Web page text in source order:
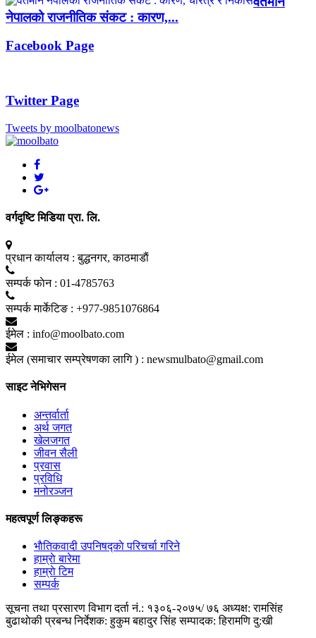
नेपालको राजनीतिक संकट : कारण,...
Facebook Page
Twitter Page
Tweets by moolbatonews
वर्गदृष्टि मिडिया प्रा. लि.
प्रधान कार्यालय : बुद्धनगर, काठमाडाैं
सम्पर्क फाेन : 01-4785763
सम्पर्क मार्केटिङ : +977-9851076864
ईमेल : info@moolbato.com
ईमेल (समाचार सम्प्रेषणका लागि ) : newsmulbato@gmail.com
साइट नेभिगेसन
अन्तर्वार्ता
अर्थ जगत
खेलजगत
जीवन सैली
प्रवास
प्रविधि
मनोरञ्जन
महत्वपूर्ण लिङ्कहरू
भाैतिकवादी उपनिषद्काे परिचर्चा गरिने
हाम्राे बारेमा
हाम्राे टिम
सम्पर्क
सूचना तथा प्रसारण विभाग दर्ता नं.: १३०६-२०७५/ ७६ अध्यक्ष: रामसिंह
बुढाथाेकी प्रबन्ध निर्देशक: हुकुम बहादुर सिंह सम्पादक: हिरामणि दु:खी